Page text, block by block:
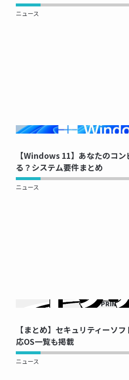
ニュース
NOW
【Windows 11】あなたのコ
る？システム要件まとめ
ニュース
NOW
【まとめ】セキュリティーソ
応OS一覧も掲載
ニュース